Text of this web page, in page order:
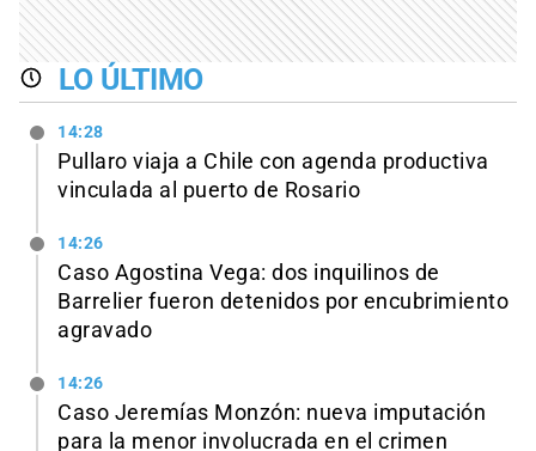
LO ÚLTIMO
14:28
Pullaro viaja a Chile con agenda productiva
vinculada al puerto de Rosario
14:26
Caso Agostina Vega: dos inquilinos de
Barrelier fueron detenidos por encubrimiento
agravado
14:26
Caso Jeremías Monzón: nueva imputación
para la menor involucrada en el crimen